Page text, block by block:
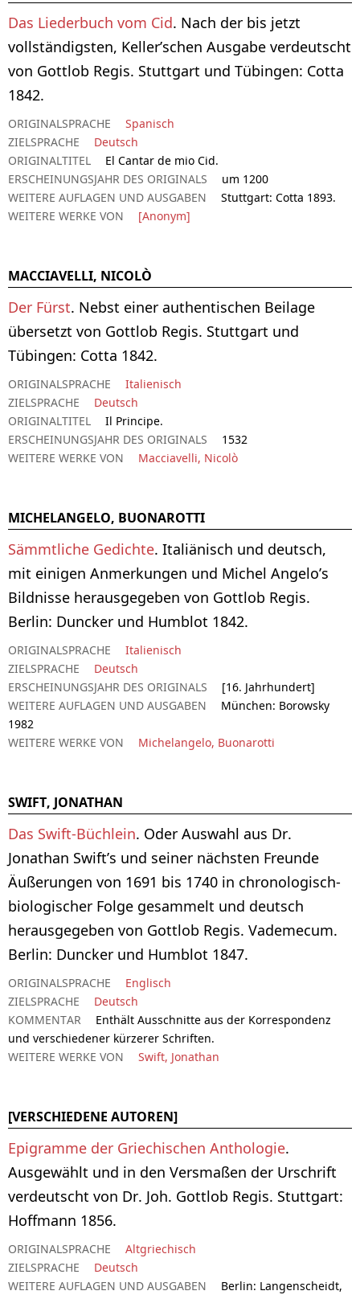
Das Liederbuch vom Cid. Nach der bis jetzt
vollständigsten, Keller’schen Ausgabe verdeutscht
von Gottlob Regis. Stuttgart und Tübingen: Cotta
1842.
ORIGINALSPRACHE
Spanisch
ZIELSPRACHE
Deutsch
ORIGINALTITEL
El Cantar de mio Cid.
ERSCHEINUNGSJAHR DES ORIGINALS
um 1200
WEITERE AUFLAGEN UND AUSGABEN
Stuttgart: Cotta 1893.
WEITERE WERKE VON
[Anonym]
MACCIAVELLI, NICOLÒ
Der Fürst. Nebst einer authentischen Beilage
übersetzt von Gottlob Regis. Stuttgart und
Tübingen: Cotta 1842.
ORIGINALSPRACHE
Italienisch
ZIELSPRACHE
Deutsch
ORIGINALTITEL
Il Principe.
ERSCHEINUNGSJAHR DES ORIGINALS
1532
WEITERE WERKE VON
Macciavelli, Nicolò
MICHELANGELO, BUONAROTTI
Sämmtliche Gedichte. Italiänisch und deutsch,
mit einigen Anmerkungen und Michel Angelo’s
Bildnisse herausgegeben von Gottlob Regis.
Berlin: Duncker und Humblot 1842.
ORIGINALSPRACHE
Italienisch
ZIELSPRACHE
Deutsch
ERSCHEINUNGSJAHR DES ORIGINALS
[16. Jahrhundert]
WEITERE AUFLAGEN UND AUSGABEN
München: Borowsky
1982
WEITERE WERKE VON
Michelangelo, Buonarotti
SWIFT, JONATHAN
Das Swift-Büchlein. Oder Auswahl aus Dr.
Jonathan Swift’s und seiner nächsten Freunde
Äußerungen von 1691 bis 1740 in chronologisch-
biologischer Folge gesammelt und deutsch
herausgegeben von Gottlob Regis. Vademecum.
Berlin: Duncker und Humblot 1847.
ORIGINALSPRACHE
Englisch
ZIELSPRACHE
Deutsch
KOMMENTAR
Enthält Ausschnitte aus der Korrespondenz
und verschiedener kürzerer Schriften.
WEITERE WERKE VON
Swift, Jonathan
[VERSCHIEDENE AUTOREN]
Epigramme der Griechischen Anthologie.
Ausgewählt und in den Versmaßen der Urschrift
verdeutscht von Dr. Joh. Gottlob Regis. Stuttgart:
Hoffmann 1856.
ORIGINALSPRACHE
Altgriechisch
ZIELSPRACHE
Deutsch
WEITERE AUFLAGEN UND AUSGABEN
Berlin: Langenscheidt,